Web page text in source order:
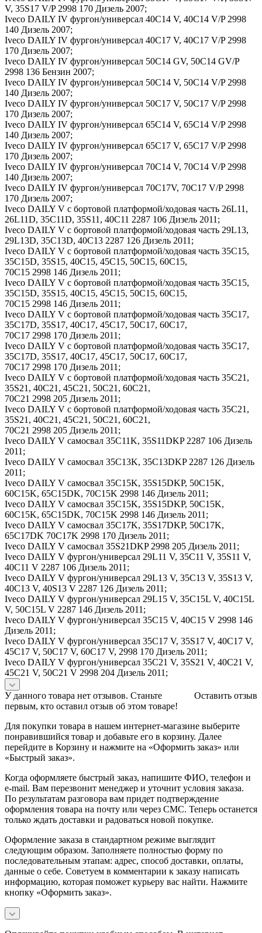
V, 35S17 V/P 2998 170 Дизель 2007;
Iveco DAILY IV фургон/универсал 40C14 V, 40C14 V/P 2998
140 Дизель 2007;
Iveco DAILY IV фургон/универсал 40C17 V, 40C17 V/P 2998
170 Дизель 2007;
Iveco DAILY IV фургон/универсал 50C14 GV, 50C14 GV/P
2998 136 Бензин 2007;
Iveco DAILY IV фургон/универсал 50C14 V, 50C14 V/P 2998
140 Дизель 2007;
Iveco DAILY IV фургон/универсал 50C17 V, 50C17 V/P 2998
170 Дизель 2007;
Iveco DAILY IV фургон/универсал 65C14 V, 65C14 V/P 2998
140 Дизель 2007;
Iveco DAILY IV фургон/универсал 65C17 V, 65C17 V/P 2998
170 Дизель 2007;
Iveco DAILY IV фургон/универсал 70C14 V, 70C14 V/P 2998
140 Дизель 2007;
Iveco DAILY IV фургон/универсал 70C17V, 70C17 V/P 2998
170 Дизель 2007;
Iveco DAILY V c бортовой платформой/ходовая часть 26L11,
26L11D, 35C11D, 35S11, 40C11 2287 106 Дизель 2011;
Iveco DAILY V c бортовой платформой/ходовая часть 29L13,
29L13D, 35C13D, 40C13 2287 126 Дизель 2011;
Iveco DAILY V c бортовой платформой/ходовая часть 35C15,
35C15D, 35S15, 40C15, 45C15, 50C15, 60C15,
70C15 2998 146 Дизель 2011;
Iveco DAILY V c бортовой платформой/ходовая часть 35C15,
35C15D, 35S15, 40C15, 45C15, 50C15, 60C15,
70C15 2998 146 Дизель 2011;
Iveco DAILY V c бортовой платформой/ходовая часть 35C17,
35C17D, 35S17, 40C17, 45C17, 50C17, 60C17,
70C17 2998 170 Дизель 2011;
Iveco DAILY V c бортовой платформой/ходовая часть 35C17,
35C17D, 35S17, 40C17, 45C17, 50C17, 60C17,
70C17 2998 170 Дизель 2011;
Iveco DAILY V c бортовой платформой/ходовая часть 35C21,
35S21, 40C21, 45C21, 50C21, 60C21,
70C21 2998 205 Дизель 2011;
Iveco DAILY V c бортовой платформой/ходовая часть 35C21,
35S21, 40C21, 45C21, 50C21, 60C21,
70C21 2998 205 Дизель 2011;
Iveco DAILY V самосвал 35C11K, 35S11DKP 2287 106 Дизель
2011;
Iveco DAILY V самосвал 35C13K, 35C13DKP 2287 126 Дизель
2011;
Iveco DAILY V самосвал 35C15K, 35S15DKP, 50C15K,
60C15K, 65C15DK, 70C15K 2998 146 Дизель 2011;
Iveco DAILY V самосвал 35C15K, 35S15DKP, 50C15K,
60C15K, 65C15DK, 70C15K 2998 146 Дизель 2011;
Iveco DAILY V самосвал 35C17K, 35S17DKP, 50C17K,
65C17DK 70C17K 2998 170 Дизель 2011;
Iveco DAILY V самосвал 35S21DKP 2998 205 Дизель 2011;
Iveco DAILY V фургон/универсал 29L11 V, 35C11 V, 35S11 V,
40C11 V 2287 106 Дизель 2011;
Iveco DAILY V фургон/универсал 29L13 V, 35C13 V, 35S13 V,
40C13 V, 40S13 V 2287 126 Дизель 2011;
Iveco DAILY V фургон/универсал 29L15 V, 35C15L V, 40C15L
V, 50C15L V 2287 146 Дизель 2011;
Iveco DAILY V фургон/универсал 35C15 V, 40C15 V 2998 146
Дизель 2011;
Iveco DAILY V фургон/универсал 35C17 V, 35S17 V, 40C17 V,
45C17 V, 50C17 V, 60C17 V, 2998 170 Дизель 2011;
Iveco DAILY V фургон/универсал 35C21 V, 35S21 V, 40C21 V,
45C21 V, 50C21 V 2998 204 Дизель 2011;
Оставить отзыв
У данного товара нет отзывов. Станьте
первым, кто оставил отзыв об этом товаре!
Для покупки товара в нашем интернет-магазине выберите
понравившийся товар и добавьте его в корзину. Далее
перейдите в Корзину и нажмите на «Оформить заказ» или
«Быстрый заказ».
Когда оформляете быстрый заказ, напишите ФИО, телефон и
e-mail. Вам перезвонит менеджер и уточнит условия заказа.
По результатам разговора вам придет подтверждение
оформления товара на почту или через СМС. Теперь останется
только ждать доставки и радоваться новой покупке.
Оформление заказа в стандартном режиме выглядит
следующим образом. Заполняете полностью форму по
последовательным этапам: адрес, способ доставки, оплаты,
данные о себе. Советуем в комментарии к заказу написать
информацию, которая поможет курьеру вас найти. Нажмите
кнопку «Оформить заказ».